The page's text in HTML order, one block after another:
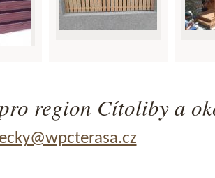
region Cítoliby a